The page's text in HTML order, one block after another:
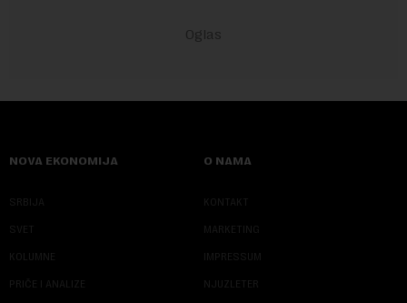
NOVA EKONOMIJA
SRBIJA
SVET
KOLUMNE
PRIČE I ANALIZE
O NAMA
KONTAKT
MARKETING
IMPRESSUM
NJUZLETER